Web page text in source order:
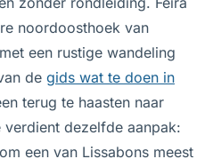
noordoosthoek van
een rustige wandeling
de gids wat te doen in
terug te haasten naar
dezelfde aanpak:
een van Lissabons meest